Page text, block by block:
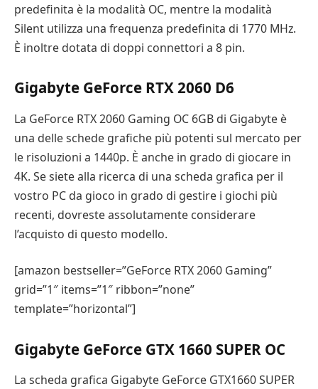
predefinita è la modalità OC, mentre la modalità
Silent utilizza una frequenza predefinita di 1770 MHz.
È inoltre dotata di doppi connettori a 8 pin.
Gigabyte GeForce RTX 2060 D6
La GeForce RTX 2060 Gaming OC 6GB di Gigabyte è
una delle schede grafiche più potenti sul mercato per
le risoluzioni a 1440p. È anche in grado di giocare in
4K. Se siete alla ricerca di una scheda grafica per il
vostro PC da gioco in grado di gestire i giochi più
recenti, dovreste assolutamente considerare
l’acquisto di questo modello.
[amazon bestseller=”GeForce RTX 2060 Gaming”
grid=”1″ items=”1″ ribbon=”none”
template=”horizontal”]
Gigabyte GeForce GTX 1660 SUPER OC
La scheda grafica Gigabyte GeForce GTX1660 SUPER